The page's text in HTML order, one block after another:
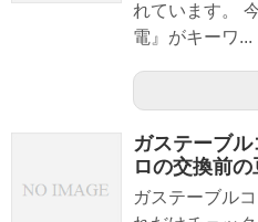
れています。
電』がキーワ...
ガステーブ
ロの交換前
ガステーブル